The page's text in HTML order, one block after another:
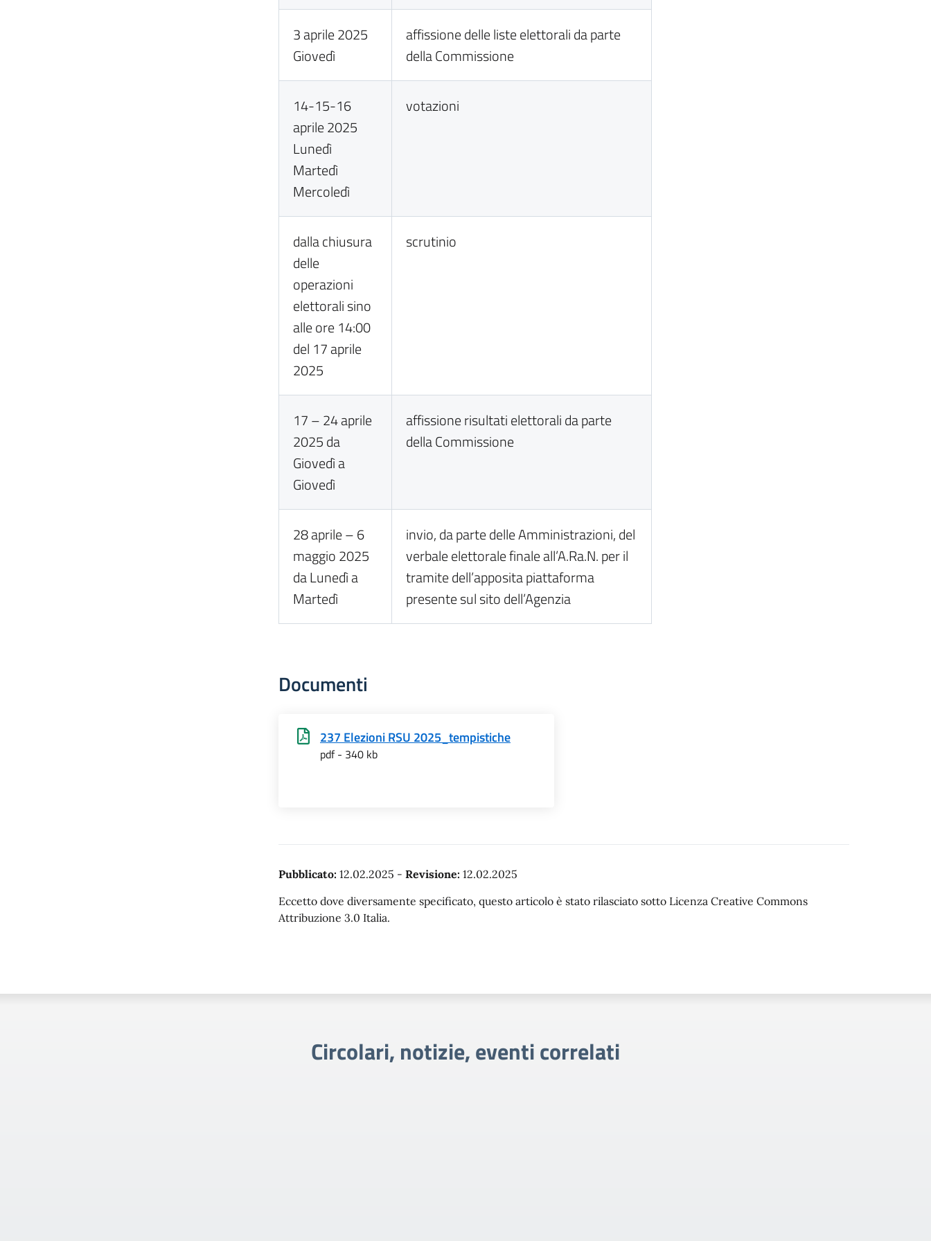
3 aprile 2025
Giovedì
affissione delle liste elettorali da parte
della Commissione
14-15-16
aprile 2025
Lunedì
Martedì
Mercoledì
votazioni
dalla chiusura
delle
operazioni
elettorali sino
alle ore 14:00
del 17 aprile
2025
scrutinio
17 – 24 aprile
2025 da
Giovedì a
Giovedì
affissione risultati elettorali da parte
della Commissione
28 aprile – 6
maggio 2025
da Lunedì a
Martedì
invio, da parte delle Amministrazioni, del
verbale elettorale finale all’A.Ra.N. per il
tramite dell’apposita piattaforma
presente sul sito dell’Agenzia
Documenti
237 Elezioni RSU 2025_tempistiche
pdf - 340 kb
Pubblicato: 12.02.2025 - Revisione: 12.02.2025
Eccetto dove diversamente specificato, questo articolo è stato rilasciato sotto Licenza Creative Commons
Attribuzione 3.0 Italia.
Circolari, notizie, eventi correlati